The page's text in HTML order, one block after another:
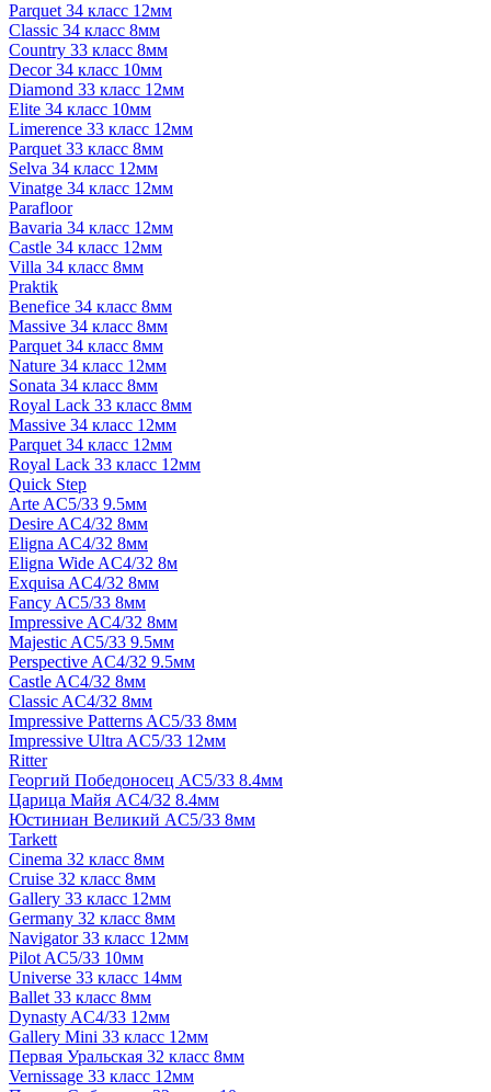
Parquet 34 класс 12мм
Classic 34 класс 8мм
Country 33 класс 8мм
Decor 34 класс 10мм
Diamond 33 класс 12мм
Elite 34 класс 10мм
Limerence 33 класс 12мм
Parquet 33 класс 8мм
Selva 34 класс 12мм
Vinatge 34 класс 12мм
Parafloor
Bavaria 34 класс 12мм
Castle 34 класс 12мм
Villa 34 класс 8мм
Praktik
Benefice 34 класс 8мм
Massive 34 класс 8мм
Parquet 34 класс 8мм
Nature 34 класс 12мм
Sonata 34 класс 8мм
Royal Lack 33 класс 8мм
Massive 34 класс 12мм
Parquet 34 класс 12мм
Royal Lack 33 класс 12мм
Quick Step
Arte AC5/33 9.5мм
Desire AC4/32 8мм
Eligna AC4/32 8мм
Eligna Wide AC4/32 8м
Exquisa AC4/32 8мм
Fancy AC5/33 8мм
Impressive AC4/32 8мм
Majestic AC5/33 9.5мм
Perspective AC4/32 9.5мм
Castle AC4/32 8мм
Classic AC4/32 8мм
Impressive Patterns AC5/33 8мм
Impressive Ultra AC5/33 12мм
Ritter
Георгий Победоносец AC5/33 8.4мм
Царица Майя AC4/32 8.4мм
Юстиниан Великий AC5/33 8мм
Tarkett
Cinema 32 класс 8мм
Cruise 32 класс 8мм
Gallery 33 класс 12мм
Germany 32 класс 8мм
Navigator 33 класс 12мм
Pilot AC5/33 10мм
Universe 33 класс 14мм
Ballet 33 класс 8мм
Dynasty AC4/33 12мм
Gallery Mini 33 класс 12мм
Первая Уральская 32 класс 8мм
Vernissage 33 класс 12мм